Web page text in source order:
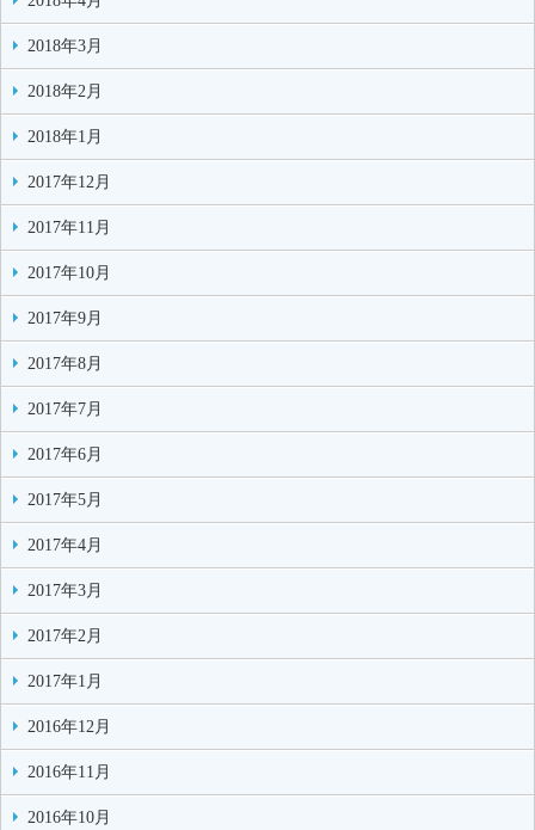
2018年3月
2018年2月
2018年1月
2017年12月
2017年11月
2017年10月
2017年9月
2017年8月
2017年7月
2017年6月
2017年5月
2017年4月
2017年3月
2017年2月
2017年1月
2016年12月
2016年11月
2016年10月